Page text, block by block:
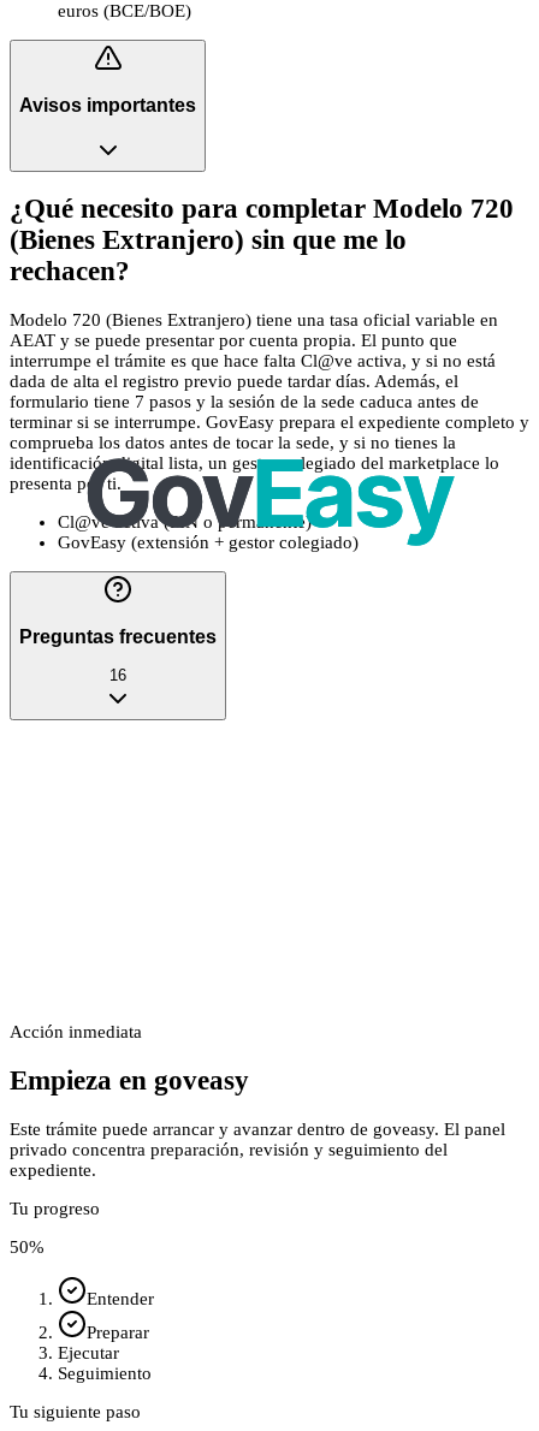
euros (BCE/BOE)
Avisos importantes
¿Qué necesito para completar Modelo 720
(Bienes Extranjero) sin que me lo
rechacen?
Modelo 720 (Bienes Extranjero) tiene una tasa oficial variable en
AEAT y se puede presentar por cuenta propia. El punto que
interrumpe el trámite es que hace falta Cl@ve activa, y si no está
dada de alta el registro previo puede tardar días. Además, el
formulario tiene 7 pasos y la sesión de la sede caduca antes de
terminar si se interrumpe. GovEasy prepara el expediente completo y
comprueba los datos antes de tocar la sede, y si no tienes la
identificación digital lista, un gestor colegiado del marketplace lo
presenta por ti.
Cl@ve activa (PIN o permanente)
GovEasy (extensión + gestor colegiado)
Preguntas frecuentes
16
Acción inmediata
Empieza en goveasy
Este trámite puede arrancar y avanzar dentro de goveasy. El panel
privado concentra preparación, revisión y seguimiento del
expediente.
Tu progreso
50%
Entender
Preparar
Ejecutar
Seguimiento
Tu siguiente paso